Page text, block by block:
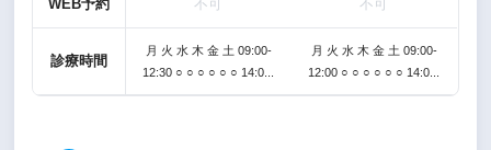
WEB予約 不可 不可
診療時間
月 火 水 木 金 土 09:00-
12:30 ○ ○ ○ ○ ○ ○ 14:0...
月 火 水 木 金 土 09:00-
12:00 ○ ○ ○ ○ ○ ○ 14:0...